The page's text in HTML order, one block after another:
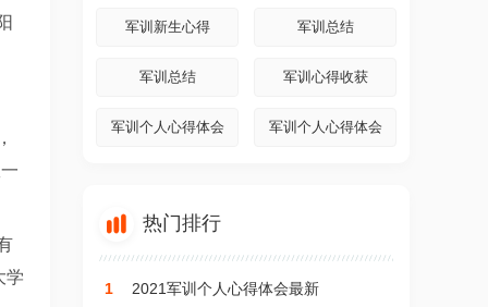
学
军训新生心得 军训总结
军训总结 军训心得收获
军训个人心得体会 军训个人心得体会
 热门排行
1
2021军训个人心得体会最新